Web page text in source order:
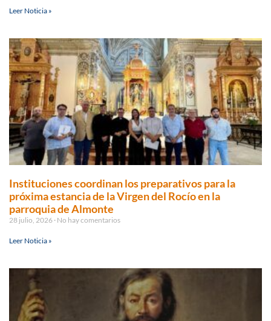
Leer Noticia »
Instituciones coordinan los preparativos para la
próxima estancia de la Virgen del Rocío en la
parroquia de Almonte
28 julio, 2026 No hay comentarios
Leer Noticia »